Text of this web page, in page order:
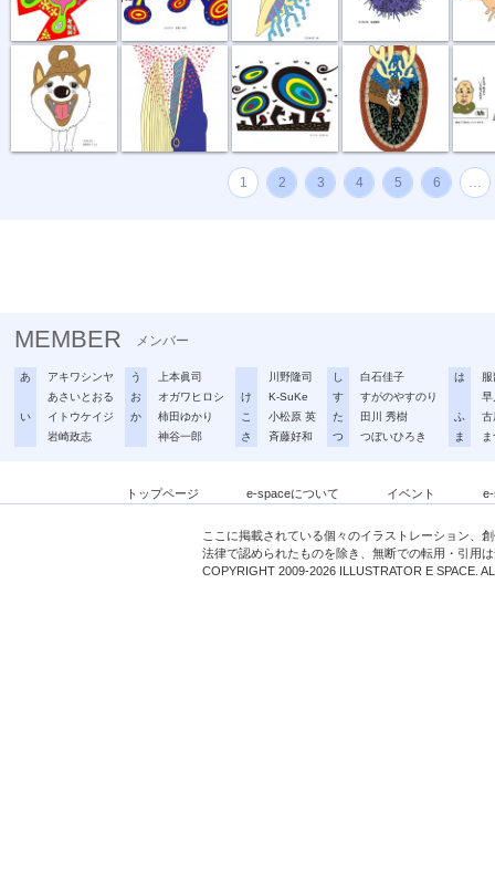
お散歩行こうよ 食事風景 ク... 風が強い夜
1 2 3 4 5 6 …
MEMBER メンバー
あ
アキワシンヤ
あさいとおる
い
イトウケイジ
岩崎政志
う
上本眞司
お
オガワヒロシ
か
柿田ゆかり
神谷一郎
川野隆司
け
K-SuKe
こ
小松原 英
さ
斉藤好和
し
白石佳子
す
すがのやすのり
た
田川 秀樹
つ
つぼいひろき
は
早
ふ
古
ま
トップページ e-spaceについて イベント
ここに掲載されている個々のイラストレーション、
法律で認められたものを除き、無断での転用・引用
COPYRIGHT 2009-2026 ILLUSTRATOR E SPACE.